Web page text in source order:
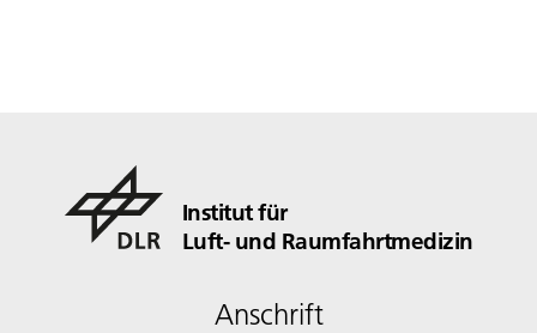
Institut für
Luft- und Raumfahrtmedizin
Anschrift